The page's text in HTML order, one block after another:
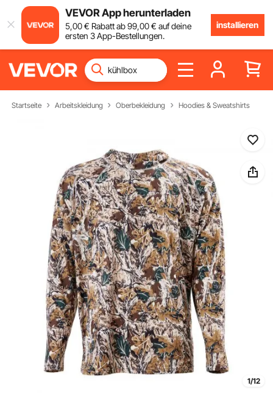
VEVOR App herunterladen
5,00€ Rabatt ab99,00€ auf deine
ersten 3 App-Bestellungen.
installieren
Startseite Arbeitskleidung Oberbekleidung Hoodies & Sweatshirts
1/12